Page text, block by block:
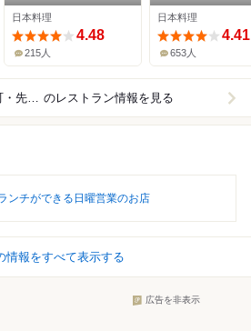
日本料理
4.48
215人
日本料理
4.41
653人
河原町・木屋町・先斗町 のレストラン情報を見る
ンチができる日曜営業のお店
情報をすべて表示する
広告を非表示